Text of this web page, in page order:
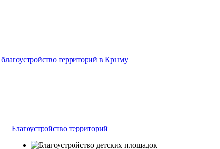
Благоустройство территорий